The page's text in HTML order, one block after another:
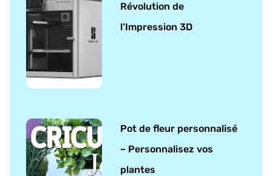
Révolution de
l’Impression 3D
Pot de fleur personnalisé
– Personnalisez vos
plantes